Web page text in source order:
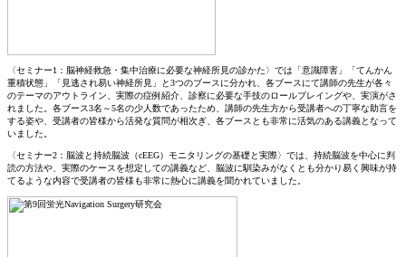
〈セミナー1：脳神経救急・集中治療に必要な神経所見の診かた〉 では「意識障害」「てんかん
重積状態」「見逃され易い神経所見」と3つのブースに分かれ、各ブースにて講師の先生が各々
のテーマのアウトライン、実際の症例紹介、診察に必要な手技のロールプレイングや、実演がさ
れました。各ブース3名～5名の少人数であったため、講師の先生方から受講者への丁寧な助言を
する姿や、受講者の皆様から活発な質問が相次ぎ、各ブースとも非常に活気のある講義となって
いました。
〈セミナー2：脳波と持続脳波（cEEG）モニタリングの基礎と実際〉 では、持続脳波を中心に判
読の方法や、実際のケースを想定しての講義など、脳波に馴染みがなくとも分かり易く興味が持
てるような内容で受講者の皆様も非常に熱心に講義を聞かれていました。